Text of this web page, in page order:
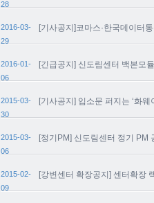
28
2016-03-
29
[기사공지]코마스·한국데이터
2016-01-
06
[긴급공지] 신도림센터 백본모
2015-03-
30
[기사공지] 입소문 퍼지는 ‘화
2015-03-
06
[정기PM] 신도림센터 정기
2015-02-
09
[강변센터 확장공지] 센터확장